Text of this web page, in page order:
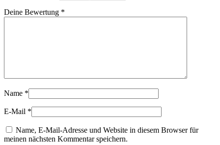
Deine Bewertung *
Name *
E-Mail *
Name, E-Mail-Adresse und Website in diesem Browser für
meinen nächsten Kommentar speichern.